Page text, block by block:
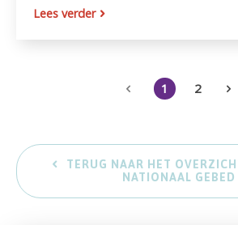
Lees verder
1 2
TERUG NAAR HET
NATIONAAL GEBED